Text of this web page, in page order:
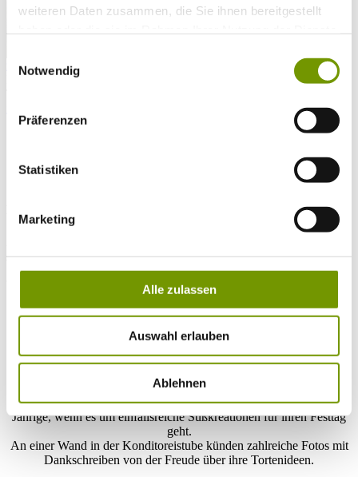
weiteren Daten zusammen, die Sie ihnen bereitgestellt
Notwendig
Präferenzen
Statistiken
Marketing
Alle zulassen
Auswahl erlauben
Ablehnen
zur Webcam
KONTAKT
Genussgeschichten
Zuckerbäckerin Magdalena Wenig
MEISTERHAFTE SÜSSKREATIONEN AUS TENGLING
zaubert Hochzeitstorten voll individueller Raffinesse
besonderen Tag zu versüßen und mitwirken zu dürfen, um euren
Tag perfekt zu machen!“ Man siehtMagdalena Wenig
lächeln, als sie diesen Post in den Sozialen Medien veröffentlicht
hat. Die gelernte
außergewöhnliche Hochzeitstorten
Bis aus weitem Umkreis wenden sich Paare an die pfiffige 26-
Jährige, wenn es um einfallsreiche Süßkreationen für ihren Festtag
geht.
An einer Wand in der Konditoreistube künden zahlreiche Fotos mit
Dankschreiben von der Freude über ihre Tortenideen.